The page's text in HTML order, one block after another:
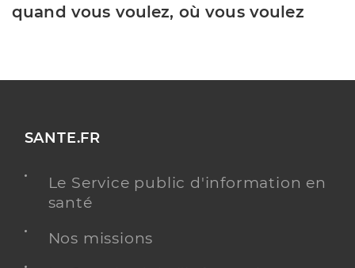
quand vous voulez, où vous voulez
SANTE.FR
Le Service public d'information en
santé
Nos missions